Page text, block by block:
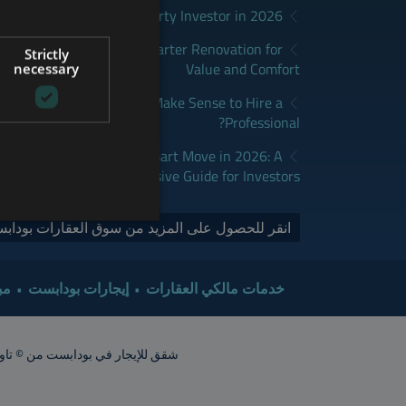
District Fits Which Property Investor in 2026?
How to Plan a Smarter Renovation for
Value and Comfort
When Does It Make Sense to Hire a
Professional?
Real Estate is a Smart Move in 2026: A
Comprehensive Guide for Investors
انقر للحصول على المزيد من سوق العقارات
خدمات مالكي العقارات إيجارات بودابست
شقق للإيجار في بودابست من © تاور إنترناشيونال 2015. جميع الحقوق محفوظة. أشعار الشقق تقريبية. ينبغي
FRENCH
SPANISH
Strictly
necessary